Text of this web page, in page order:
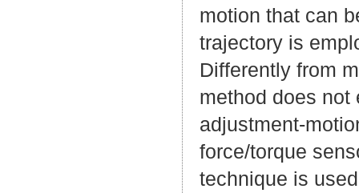
motion that can
trajectory is
Differently from
method does not
adjustment-
force/torque
technique is